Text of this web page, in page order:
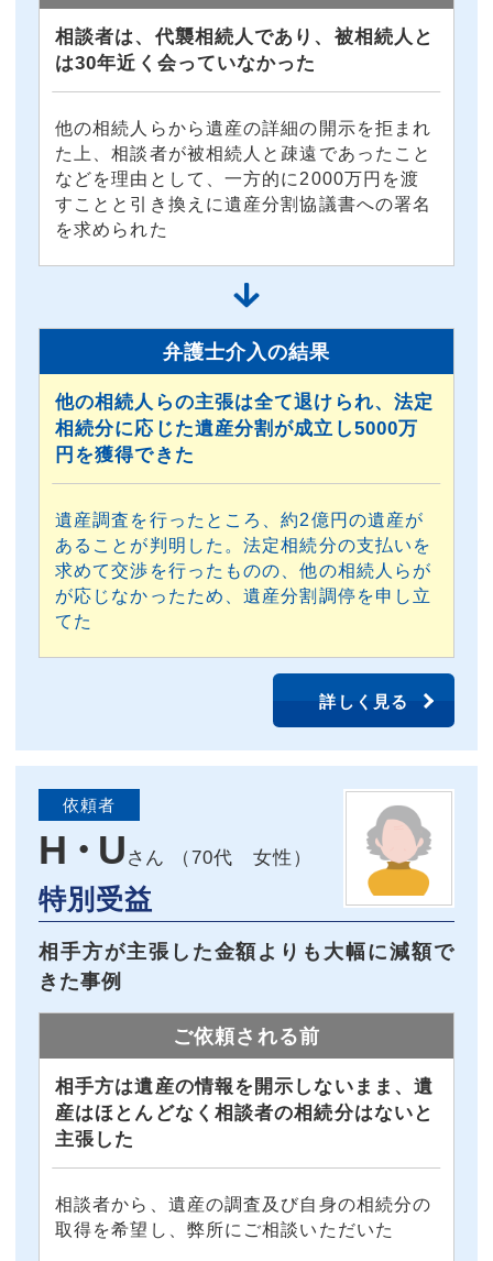
相談者は、代襲相続人であり、被相続人と
は30年近く会っていなかった
他の相続人らから遺産の詳細の開示を拒まれ
た上、相談者が被相続人と疎遠であったこと
などを理由として、一方的に2000万円を渡
すことと引き換えに遺産分割協議書への署名
を求められた
弁護士介入の結果
他の相続人らの主張は全て退けられ、法定
相続分に応じた遺産分割が成立し5000万
円を獲得できた
遺産調査を行ったところ、約2億円の遺産が
あることが判明した。法定相続分の支払いを
求めて交渉を行ったものの、他の相続人らが
が応じなかったため、遺産分割調停を申し立
てた
詳しく見る
依頼者
H・U 70代 女性
特別受益
相手方が主張した金額よりも大幅に減額で
きた事例
ご依頼される前
相手方は遺産の情報を開示しないまま、遺
産はほとんどなく相談者の相続分はないと
主張した
相談者から、遺産の調査及び自身の相続分の
取得を希望し、弊所にご相談いただいた